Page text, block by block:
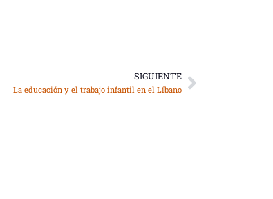
SIGUIENTE
La educación y el trabajo infantil en el LíbanoSiguiente